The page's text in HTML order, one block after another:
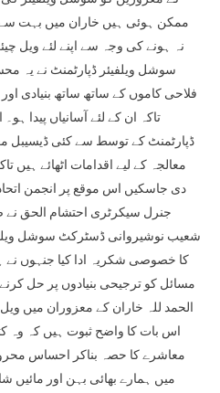
ممکن ہوئی ہیں خاران میں بہت
نہ ہونے کی وجہ سے اپنے لئے ویل
سوشل ویلفیئر ڈپارٹمنٹ نے یہ
فلاحی کاموں کے ساتھ ساتھ بنیادی
تاکہ ان کے لئے آسانیاں پیدا
ڈپارٹمنٹ کے توسط سے کئی ڈیسیبل
معالجہ کے لیے اقدامات اٹھائے ہیں
دی جاسکیں اس موقع پر انجمن
جنرل سیکرٹری احتشام الحق نے
شعیب نوشیروانی ڈسٹرکٹ سوشل
کا خصوصی شکریہ ادا کیا جنہوں
مسائل کو ترجیحی بنیادوں پر حل
الحمد للہ خاران کے معزوران میں
اس بات کا واضح ثبوت ہیں کہ وہ
معاشرے کا حصہ بناکر احساس
میں ہمارے بھائی بہن اور